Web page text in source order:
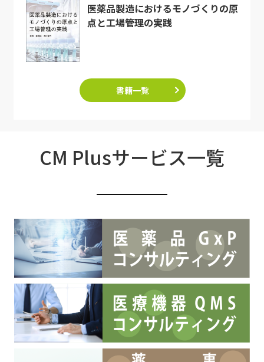
医薬品製造におけるモノづくりの原
点と工場管理の実践
書籍一覧
CM Plusサービス一覧